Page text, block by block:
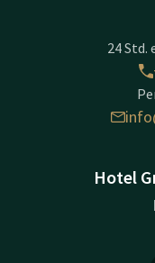
24
Hotel